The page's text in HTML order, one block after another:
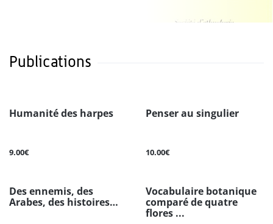
Publications
Humanité des harpes
9.00€
Penser au singulier
10.00€
Des ennemis, des
Arabes, des histoires…
Vocabulaire botanique
comparé de quatre
flores ...